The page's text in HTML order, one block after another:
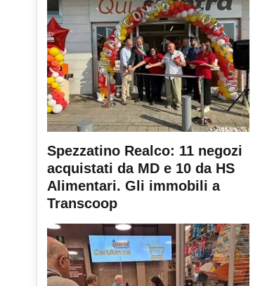
Spezzatino Realco: 11 negozi
acquistati da MD e 10 da HS
Alimentari. Gli immobili a
Transcoop